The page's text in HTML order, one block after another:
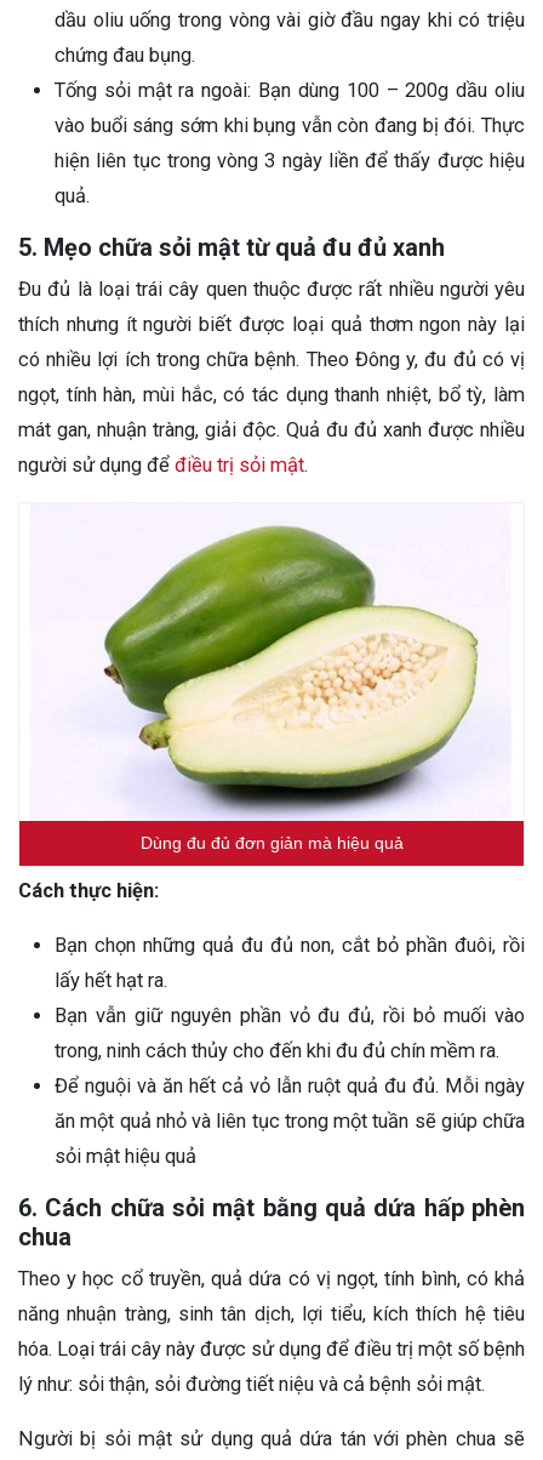
dầu oliu uống trong vòng vài giờ đầu ngay khi có triệu
chứng đau bụng.
Tống sỏi mật ra ngoài: Bạn dùng 100 – 200g dầu oliu
vào buổi sáng sớm khi bụng vẫn còn đang bị đói. Thực
hiện liên tục trong vòng 3 ngày liền để thấy được hiệu
quả.
5. Mẹo chữa sỏi mật từ quả đu đủ xanh
Đu đủ là loại trái cây quen thuộc được rất nhiều người yêu
thích nhưng ít người biết được loại quả thơm ngon này lại
có nhiều lợi ích trong chữa bệnh. Theo Đông y, đu đủ có vị
ngọt, tính hàn, mùi hắc, có tác dụng thanh nhiệt, bổ tỳ, làm
mát gan, nhuận tràng, giải độc. Quả đu đủ xanh được nhiều
người sử dụng để điều trị sỏi mật.
Dùng đu đủ đơn giản mà hiệu quả
Cách thực hiện:
Bạn chọn những quả đu đủ non, cắt bỏ phần đuôi, rồi
lấy hết hạt ra.
Bạn vẫn giữ nguyên phần vỏ đu đủ, rồi bỏ muối vào
trong, ninh cách thủy cho đến khi đu đủ chín mềm ra.
Để nguội và ăn hết cả vỏ lẫn ruột quả đu đủ. Mỗi ngày
ăn một quả nhỏ và liên tục trong một tuần sẽ giúp chữa
sỏi mật hiệu quả
6. Cách chữa sỏi mật bằng quả dứa hấp phèn
chua
Theo y học cổ truyền, quả dứa có vị ngọt, tính bình, có khả
năng nhuận tràng, sinh tân dịch, lợi tiểu, kích thích hệ tiêu
hóa. Loại trái cây này được sử dụng để điều trị một số bệnh
lý như: sỏi thận, sỏi đường tiết niệu và cả bệnh sỏi mật.
Người bị sỏi mật sử dụng quả dứa tán với phèn chua sẽ